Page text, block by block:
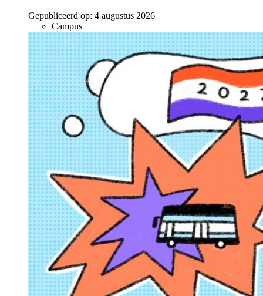
Gepubliceerd op: 4 augustus 2026
Campus